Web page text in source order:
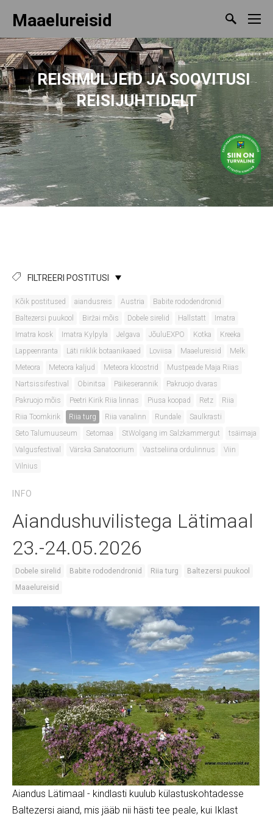
Maaelureisid
REISIMULJEIDJA SOOVITUSI
REISIJUHTIDELT
FILTREERI POSTITUSI
Kõik postitused aiandusreis Austria
Babite rododendronid
Baltezersi puukool
Biržai mõis Dobele sirelid Hallstatt
Imatra
Imatra kosk
Imatra Kylpyla Jelgava JõuluEXPO Kotka
Kreeka
Lappeenranta
Läti riiklik botaanikaaed Loviisa Maaelureisid
Melk
Meteora
Meteora kaljud Meteora kloostrid
Mustpeade Maja Riias
Nartsissifestival
Obinitsa Päikeserannik
Pakruojo dvaras
Pakruojo mõis
Peetri Kirik Riia linnas Piusa koopad Retz
Riia
Riia Toomkirik
Riia turg Riia vanalinn Rundale
Saulkrasti
Seto Talumuuseum
Setomaa StWolgang im Salzkammergut
tsäimaja
Valgusfestival
Värska Sanatoorium Vastseliina ordulinnus
Viin
Vilnius
INFO
Aiandushuvilistega Lätimaal
23.-24.05.2026
Dobele sirelid Babite rododendronid Riia turg
Baltezersi puukool
Maaelureisid
Aiandus Lätimaal - kindlasti kuulub külastuskohtadesse
Baltezersi aiand, mis jääb nii hästi tee peale, kui Iklast